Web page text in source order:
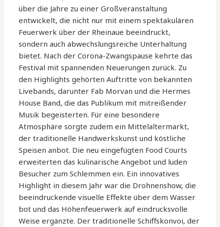
über die Jahre zu einer Großveranstaltung
entwickelt, die nicht nur mit einem spektakulären
Feuerwerk über der Rheinaue beeindruckt,
sondern auch abwechslungsreiche Unterhaltung
bietet. Nach der Corona-Zwangspause kehrte das
Festival mit spannenden Neuerungen zurück. Zu
den Highlights gehörten Auftritte von bekannten
Livebands, darunter Fab Morvan und die Hermes
House Band, die das Publikum mit mitreißender
Musik begeisterten. Für eine besondere
Atmosphäre sorgte zudem ein Mittelaltermarkt,
der traditionelle Handwerkskunst und köstliche
Speisen anbot. Die neu eingefügten Food Courts
erweiterten das kulinarische Angebot und luden
Besucher zum Schlemmen ein. Ein innovatives
Highlight in diesem Jahr war die Drohnenshow, die
beeindruckende visuelle Effekte über dem Wasser
bot und das Höhenfeuerwerk auf eindrucksvolle
Weise ergänzte. Der traditionelle Schiffskonvoi, der